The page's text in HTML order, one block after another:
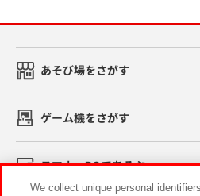
あそび場をさがす
ゲーム機をさがす
スマホ・PCであそぶ
We collect unique personal